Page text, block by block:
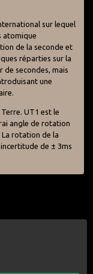
sur lequel
atomique
de la seconde et
réparties sur la
secondes, mais
une
UT1 est le
angle de rotation
rotation de la
de ± 3ms